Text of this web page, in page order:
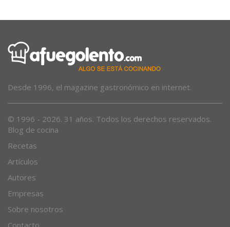
Blog de cocina
Recetas
Artículos
Autores
Empresas